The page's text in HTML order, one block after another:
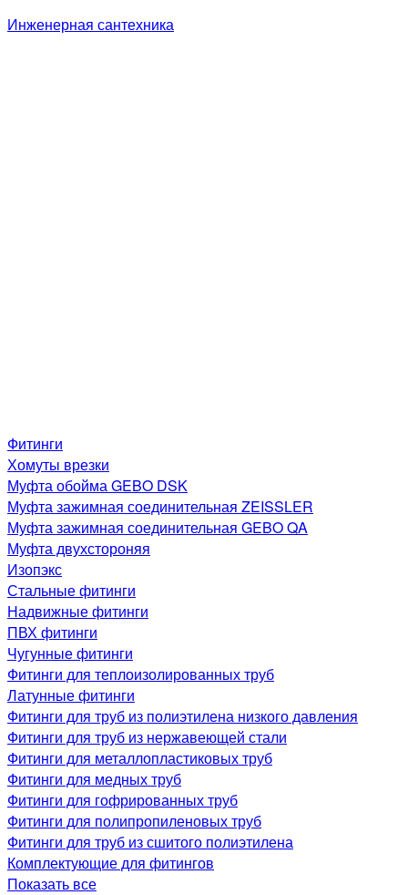
Инженерная сантехника
Фитинги
Хомуты врезки
Муфта обойма GEBO DSK
Муфта зажимная соединительная ZEISSLER
Муфта зажимная соединительная GEBO QA
Муфта двухстороняя
Изопэкс
Стальные фитинги
Надвижные фитинги
ПВХ фитинги
Чугунные фитинги
Фитинги для теплоизолированных труб
Латунные фитинги
Фитинги для труб из полиэтилена низкого давления
Фитинги для труб из нержавеющей стали
Фитинги для металлопластиковых труб
Фитинги для медных труб
Фитинги для гофрированных труб
Фитинги для полипропиленовых труб
Фитинги для труб из сшитого полиэтилена
Комплектующие для фитингов
Показать все